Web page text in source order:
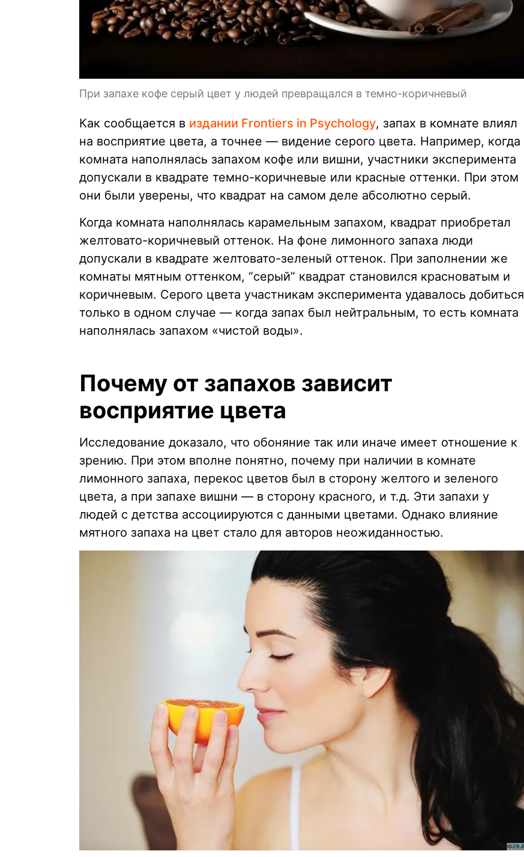
При запахе кофе серый цвет у людей превращался в темно-коричневый
Как сообщается в издании Frontiers in Psychology, запах в комнате влиял
на восприятие цвета, а точнее — видение серого цвета. Например, когда
комната наполнялась запахом кофе или вишни, участники эксперимента
допускали в квадрате темно-коричневые или красные оттенки. При этом
они были уверены, что квадрат на самом деле абсолютно серый.
Когда комната наполнялась карамельным запахом, квадрат приобретал
желтовато-коричневый оттенок. На фоне лимонного запаха люди
допускали в квадрате желтовато-зеленый оттенок. При заполнении же
комнаты мятным оттенком, “серый” квадрат становился красноватым и
коричневым. Серого цвета участникам эксперимента удавалось добиться
только в одном случае — когда запах был нейтральным, то есть комната
наполнялась запахом «чистой воды».
Почему от запахов зависит
восприятие цвета
Исследование доказало, что обоняние так или иначе имеет отношение к
зрению. При этом вполне понятно, почему при наличии в комнате
лимонного запаха, перекос цветов был в сторону желтого и зеленого
цвета, а при запахе вишни — в сторону красного, и т.д. Эти запахи у
людей с детства ассоциируются с данными цветами. Однако влияние
мятного запаха на цвет стало для авторов неожиданностью.